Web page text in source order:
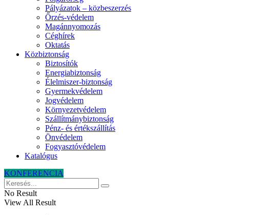
Pályázatok – közbeszerzés
Őrzés-védelem
Magánnyomozás
Céghírek
Oktatás
Közbiztonság
Biztosítók
Energiabiztonság
Élelmiszer-biztonság
Gyermekvédelem
Jogvédelem
Környezetvédelem
Szállítmánybiztonság
Pénz- és értékszállítás
Önvédelem
Fogyasztóvédelem
Katalógus
KONFERENCIA
No Result
View All Result